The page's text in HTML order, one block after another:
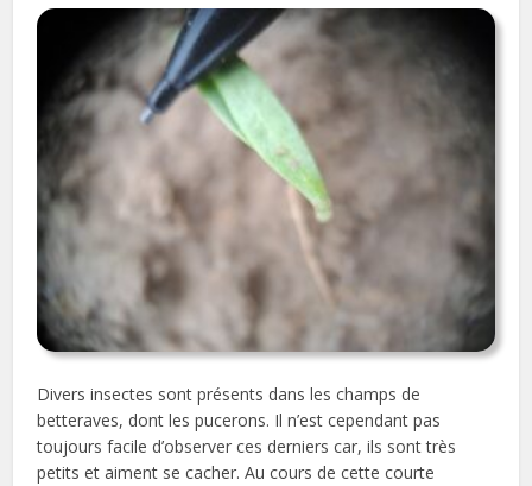
Divers insectes sont présents dans les champs de
betteraves, dont les pucerons. Il n’est cependant pas
toujours facile d’observer ces derniers car, ils sont très
petits et aiment se cacher. Au cours de cette courte